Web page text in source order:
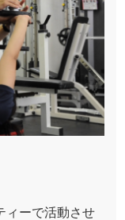
ィーで活動させ